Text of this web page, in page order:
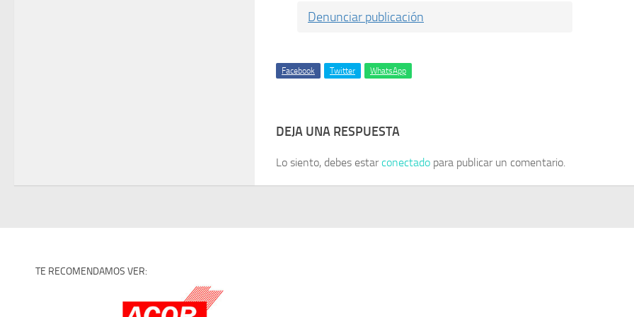
Denunciar publicación
Facebook Twitter WhatsApp
DEJA UNA RESPUESTA
Lo siento, debes estarconectado para publicar un comentario.
TE RECOMENDAMOS VER: